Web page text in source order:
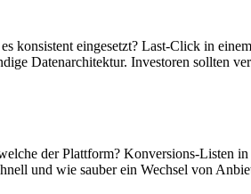
konsistent eingesetzt? Last-Click in
Datenarchitektur. Investoren sollten
der Plattform? Konversions-
und wie sauber ein Wechsel von